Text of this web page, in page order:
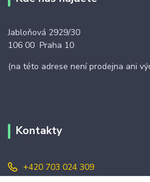
Jabloňová 2929/30
106 00 Praha 10
(na této adrese není prodejna ani
Kontakty
+420 703 024 309